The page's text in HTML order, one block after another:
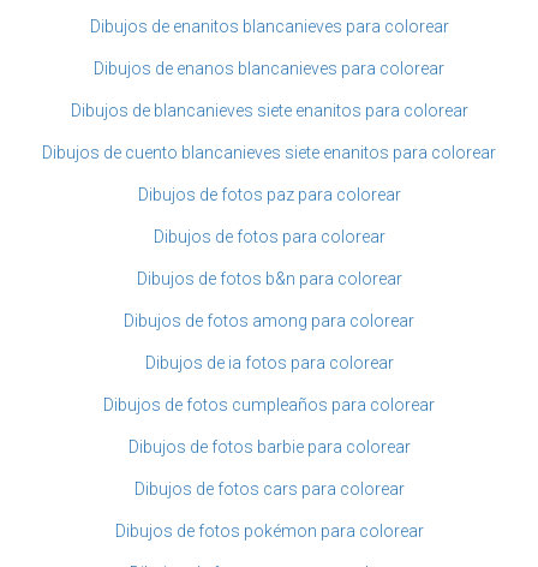
Dibujos de enanitos blancanieves para colorear
Dibujos de enanos blancanieves para colorear
Dibujos de blancanieves siete enanitos para colorear
Dibujos de cuento blancanieves siete enanitos para colorear
Dibujos de fotos paz para colorear
Dibujos de fotos para colorear
Dibujos de fotos b&n para colorear
Dibujos de fotos among para colorear
Dibujos de ia fotos para colorear
Dibujos de fotos cumpleaños para colorear
Dibujos de fotos barbie para colorear
Dibujos de fotos cars para colorear
Dibujos de fotos pokémon para colorear